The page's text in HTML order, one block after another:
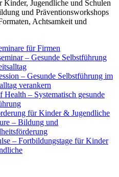
Kinder, Jugendliche und Schulen
und Präventionsworkshops
Achtsamkeit und
für Firmen
– Gesunde Selbstführung
– Gesunde Selbstführung im
verankern
Health – Systematisch gesunde
für Kinder & Jugendliche
– Bildung und
– Fortbildungstage für Kinder